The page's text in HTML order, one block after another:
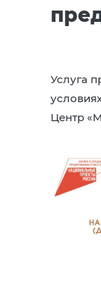
Услуга
Центр